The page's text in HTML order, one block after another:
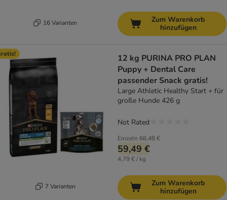
16 Varianten
Zum Warenkorb
hinzufügen
7 Varianten
12 kg PURINA PRO PLAN
Puppy + Dental Care
passender Snack gratis!
Large Athletic Healthy Start + für
große Hunde 426 g
Einzeln 66,48 €
59,49 €
4,79 € / kg
Not Rated
Zum Warenkorb
hinzufügen